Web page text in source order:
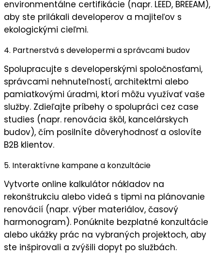
environmentálne certifikácie (napr. LEED, BREEAM),
aby ste prilákali developerov a majiteľov s
ekologickými cieľmi.
4. Partnerstvá s developermi a správcami budov
Spolupracujte s developerskými spoločnosťami,
správcami nehnuteľností, architektmi alebo
pamiatkovými úradmi, ktorí môžu využívať vaše
služby. Zdieľajte príbehy o spolupráci cez case
studies (napr. renovácia škôl, kancelárskych
budov), čím posilníte dôveryhodnosťa oslovíte
B2B klientov.
5. Interaktívne kampane a konzultácie
Vytvorte online kalkulátor nákladov na
rekonštrukciu alebo videá s tipmi na plánovanie
renovácií (napr. výber materiálov, časový
harmonogram). Ponúknite bezplatné konzultácie
alebo ukážky prác na vybraných projektoch, aby
ste inšpirovali a zvýšili dopyt po službách.